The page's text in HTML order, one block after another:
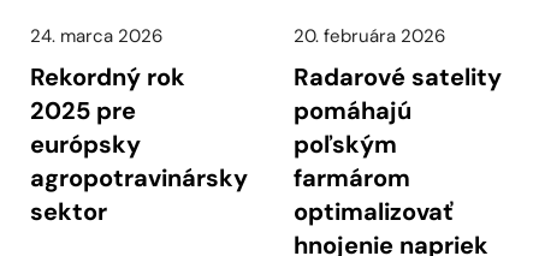
24. marca 2026
Rekordný rok
2025 pre
európsky
agropotravinársky
sektor
20. februára 2026
Radarové satelity
pomáhajú
poľským
farmárom
optimalizovať
hnojenie napriek